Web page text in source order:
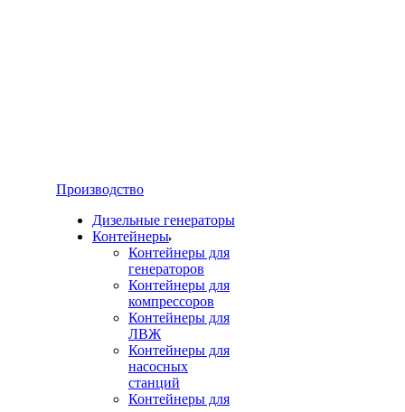
Производство
Дизельные генераторы
Контейнеры
Контейнеры для
генераторов
Контейнеры для
компрессоров
Контейнеры для
ЛВЖ
Контейнеры для
насосных
станций
Контейнеры для